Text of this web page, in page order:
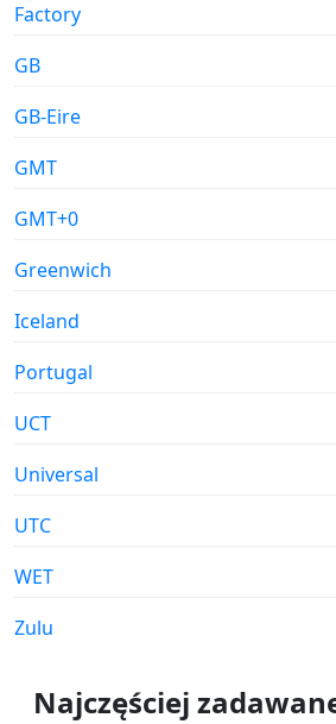
Factory
GB
GB-Eire
GMT
GMT+0
Greenwich
Iceland
Portugal
UCT
Universal
UTC
WET
Zulu
Najczęściej